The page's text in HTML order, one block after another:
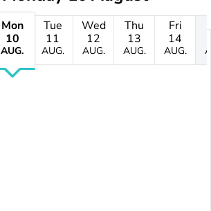
Mon
10
AUG.
Tue
11
AUG.
Wed
12
AUG.
Thu
13
AUG.
Fri
14
AUG.